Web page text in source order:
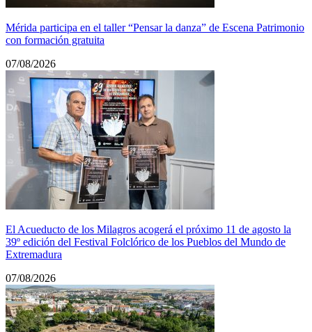
Mérida participa en el taller “Pensar la danza” de Escena Patrimonio
con formación gratuita
07/08/2026
El Acueducto de los Milagros acogerá el próximo 11 de agosto la
39º edición del Festival Folclórico de los Pueblos del Mundo de
Extremadura
07/08/2026